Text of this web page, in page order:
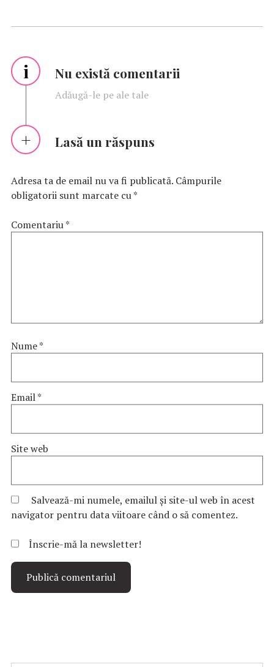
i Nu există comentarii
Adăugă-le pe ale tale
Lasă un răspuns
Adresa ta de email nu va fi publicată. Câmpurile
obligatorii sunt marcate cu*
Comentariu*
Nume*
Email*
Site web
Salvează-mi numele, emailul și site-ul web în acest
navigator pentru data viitoare când o să comentez.
Înscrie-mă la newsletter!